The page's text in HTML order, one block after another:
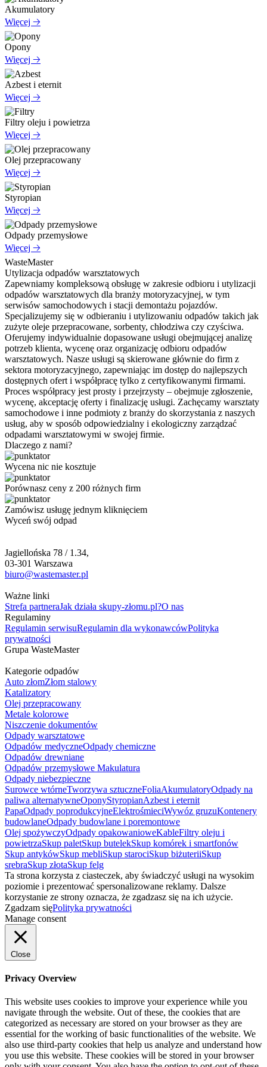
Akumulatory
Więcej 🡢
Opony
Więcej 🡢
Azbest i eternit
Więcej 🡢
Filtry oleju i powietrza
Więcej 🡢
Olej przepracowany
Więcej 🡢
Styropian
Więcej 🡢
Odpady przemysłowe
Więcej 🡢
WasteMaster
Utylizacja odpadów warsztatowych
Zapewniamy kompleksową obsługę w zakresie odbioru i utylizacji
odpadów warsztatowych dla branży motoryzacyjnej, w tym
serwisów samochodowych i stacji demontażu pojazdów.
Specjalizujemy się w odbieraniu i utylizowaniu odpadów takich jak
zużyte oleje przepracowane, sorbenty, chłodziwa czy czyściwa.
Oferujemy indywidualnie dopasowane usługi obejmującej analizę
potrzeb klienta, wycenę oraz organizację odbioru odpadów
warsztatowych. Nasze usługi są skierowane głównie do firm z
sektora motoryzacyjnego, zapewniając im dostęp do najlepszych
dostępnych ofert i współpracę tylko z certyfikowanymi firmami.
Proces współpracy jest prosty i przejrzysty – obejmuje zgłoszenie,
wycenę, akceptację oferty i finalizację usługi. Zachęcamy warsztaty
samochodowe i inne podmioty z branży do skorzystania z naszych
usług, aby w sposób odpowiedzialny i ekologiczny zarządzać
odpadami warsztatowymi w swojej firmie.
Dlaczego z nami?
Wycena nic nie kosztuje
Porównasz ceny z 200 różnych firm
Zamówisz usługę jednym kliknięciem
Wyceń swój odpad
Jagiellońska 78 / 1.34,
03-301 Warszawa
biuro@wastemaster.pl
Ważne linki
Strefa partneraJak działa skupy-złomu.pl?O nas
Regulaminy
Regulamin serwisuRegulamin dla wykonawcówPolityka
prywatności
Grupa WasteMaster
Kategorie odpadów
Auto złomZłom stalowy
Katalizatory
Olej przepracowany
Metale kolorowe
Niszczenie dokumentów
Odpady warsztatowe
Odpadów medyczneOdpady chemiczne
Odpadów drewniane
Odpadów przemysłowe Makulatura
Odpady niebezpieczne
Surowce wtórneTworzywa sztuczneFoliaAkumulatoryOdpady na
paliwa alternatywneOponyStyropianAzbest i eternit
PapaOdpady poprodukcyjneElektrośmieciWywóz gruzuKontenery
budowlaneOdpady budowlane i poremontowe
Olej spożywczyOdpady opakowanioweKableFiltry oleju i
powietrzaSkup paletSkup butelekSkup komórek i smartfonów
Skup antykówSkup mebliSkup starociSkup biżuteriiSkup
srebraSkup złotaSkup felg
Ta strona korzysta z ciasteczek, aby świadczyć usługi na wysokim
poziomie i prezentować spersonalizowane reklamy. Dalsze
korzystanie ze strony oznacza, że zgadzasz się na ich użycie.
Zgadzam sięPolityka prywatności
Manage consent
Close
Privacy Overview
This website uses cookies to improve your experience while you
navigate through the website. Out of these, the cookies that are
categorized as necessary are stored on your browser as they are
essential for the working of basic functionalities of the website. We
also use third-party cookies that help us analyze and understand how
you use this website. These cookies will be stored in your browser